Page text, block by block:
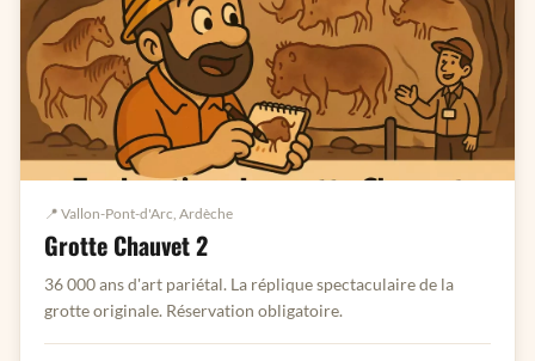
📍 Vallon-Pont-d'Arc, Ardèche
Grotte Chauvet 2
36 000 ans d'art pariétal. La réplique spectaculaire de la
grotte originale. Réservation obligatoire.